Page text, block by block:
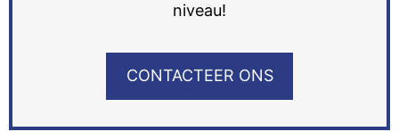
niveau!
CONTACTEER ONS